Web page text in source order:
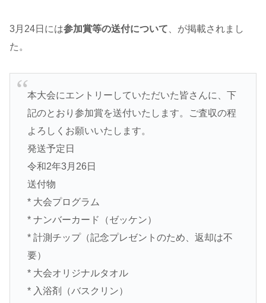
3月24日には参加賞等の送付について 、が掲載されまし
た。
本大会にエントリーしていただいた皆さんに、下
記のとおり参加賞を送付いたします。ご査収の程
よろしくお願いいたします。
発送予定日
令和2年3月26日
送付物
* 大会プログラム
* ナンバーカード（ゼッケン）
* 計測チップ（記念プレゼントのため、返却は不
要）
* 大会オリジナルタオル
* 入浴剤（バスクリン）